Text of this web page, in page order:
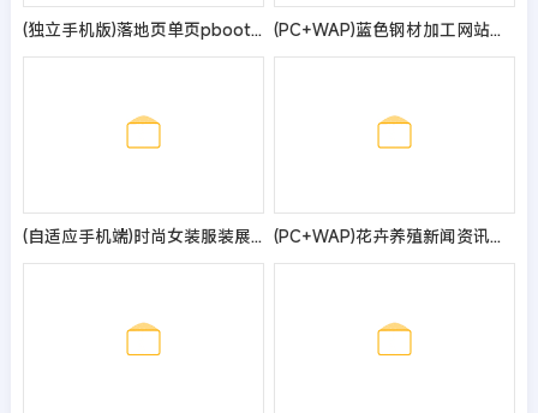
(独立手机版)落地页单页pbootcms模板 营销推广落地页网站源码 (PC+WAP)蓝色钢材加工网站模板
(自适应手机端)时尚女装服装展示类网站pbootcms模板 女装加盟网站源码 (PC+WAP)花卉养殖新闻资讯类pbootcms模板 绿色花草植物网站源码